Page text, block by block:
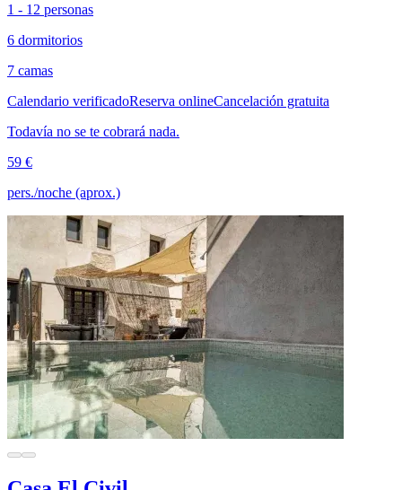
1 - 12 personas
6 dormitorios
7 camas
Calendario verificadoReserva onlineCancelación gratuita
Todavía no se te cobrará nada.
59 €
pers./noche (aprox.)